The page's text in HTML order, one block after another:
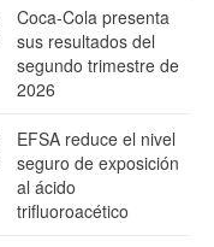
Coca-Cola presenta
sus resultados del
segundo trimestre de
2026
EFSA reduce el nivel
seguro de exposición
al ácido
trifluoroacético